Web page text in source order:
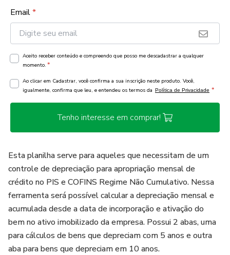
Email*
Aceito receber conteúdo e compreendo que posso me descadastrar a qualquer
momento. *
Ao clicar em Cadastrar, você confirma a sua inscrição neste produto. Você,
igualmente, confirma que leu, e entendeu os termos da Política de Privacidade *
Tenho interesse em comprar!
Esta planilha serve para aqueles que necessitam de um
controle de depreciação para apropriação mensal de
crédito no PIS e COFINS Regime Não Cumulativo. Nessa
ferramenta será possível calcular a depreciação mensal e
acumulada desde a data de incorporação e ativação do
bem no ativo imobilizado da empresa. Possui 2 abas, uma
para cálculos de bens que depreciam com 5 anos e outra
aba para bens que depreciam em 10 anos.